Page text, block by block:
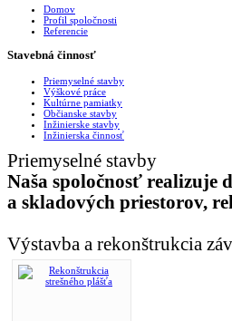
Domov
Profil spoločnosti
Referencie
Stavebná činnosť
Priemyselné stavby
Výškové práce
Kultúrne pamiatky
Občianske stavby
Inžinierske stavby
Inžinierska činnosť
Priemyselné stavby
Naša spoločnosť realizuje
a skladových priestorov,
Výstavba a rekonštrukcia